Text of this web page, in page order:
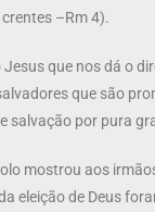
–Rm 4).
Jesus que nos dá o
que são
salvação por pura
mostrou aos
eleição de Deus